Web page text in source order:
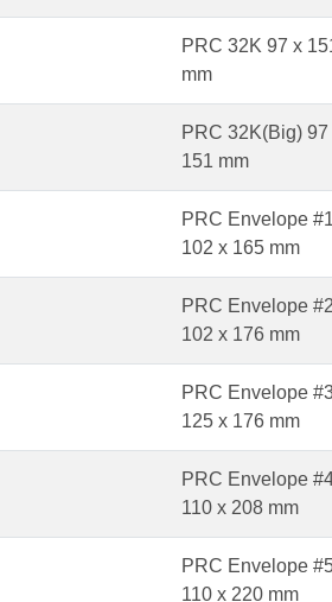
PRC 32K 97 x
mm
PRC 32K(Big) 97
151 mm
PRC Envelope
102 x 165 mm
PRC Envelope
102 x 176 mm
PRC Envelope
125 x 176 mm
PRC Envelope
110 x 208 mm
PRC Envelope
110 x 220 mm